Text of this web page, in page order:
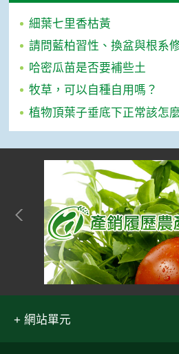
細葉七里香枯黃
請問藍柏習性、換盆與根系
哈密瓜苗是否要補些土
牧草，可以自種自用嗎？
植物頂葉子垂底下正常該怎
網站單元